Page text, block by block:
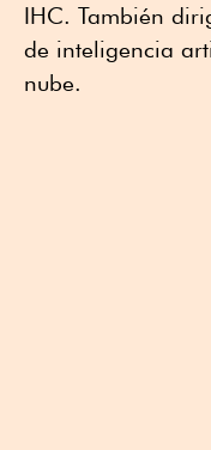
IHC. También
de inteligencia
nube.